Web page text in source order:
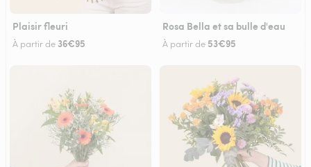
Plaisir fleuri
À partir de 36€95
Rosa Bella et sa bulle d'eau
À partir de 53€95